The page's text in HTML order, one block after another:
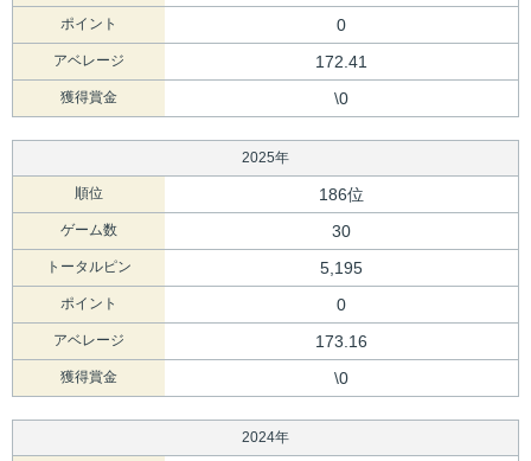
ポイント 0
アベレージ 172.41
獲得賞金 \0
2025年
順位 186位
ゲーム数 30
トータルピン 5,195
ポイント 0
アベレージ 173.16
獲得賞金 \0
2024年